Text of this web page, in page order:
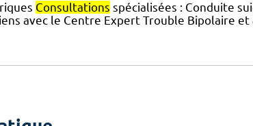
Consultations spécialisées : Conduite
avec le Centre Expert Trouble Bipolaire